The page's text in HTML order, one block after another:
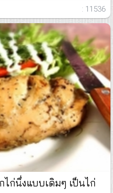
: 11536
ก่นึ่งแบบเดิมๆ เป็นไก่